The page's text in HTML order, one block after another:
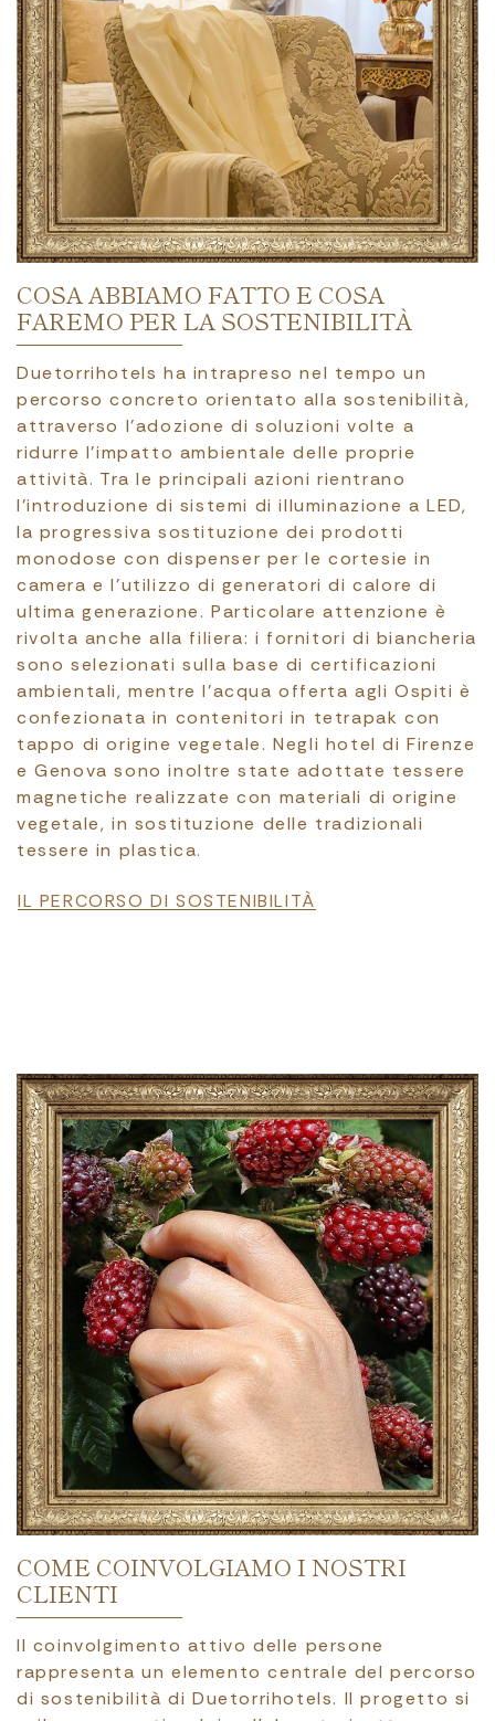
COSA ABBIAMO FATTO E COSA
FAREMO PER LA SOSTENIBILITÀ
Duetorrihotels ha intrapreso nel tempo un
percorso concreto orientato alla sostenibilità,
attraverso l’adozione di soluzioni volte a
ridurre l’impatto ambientale delle proprie
attività. Tra le principali azioni rientrano
l’introduzione di sistemi di illuminazione a LED,
la progressiva sostituzione dei prodotti
monodose con dispenser per le cortesie in
camera e l’utilizzo di generatori di calore di
ultima generazione. Particolare attenzione è
rivolta anche alla filiera: i fornitori di biancheria
sono selezionati sulla base di certificazioni
ambientali, mentre l’acqua offerta agli Ospiti è
confezionata in contenitori in tetrapak con
tappo di origine vegetale. Negli hotel di Firenze
e Genova sono inoltre state adottate tessere
magnetiche realizzate con materiali di origine
vegetale, in sostituzione delle tradizionali
tessere in plastica.
File
IL PERCORSO DI SOSTENIBILITÀ
COME COINVOLGIAMO I NOSTRI
CLIENTI
Il coinvolgimento attivo delle persone
rappresenta un elemento centrale del percorso
di sostenibilità di Duetorrihotels. Il progetto si